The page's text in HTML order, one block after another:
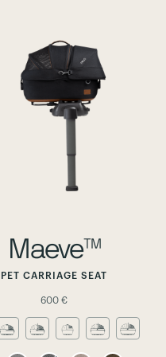
or
focus
preview
alternate
image
Maeve™
PET CARRIAGE SEAT
600 €